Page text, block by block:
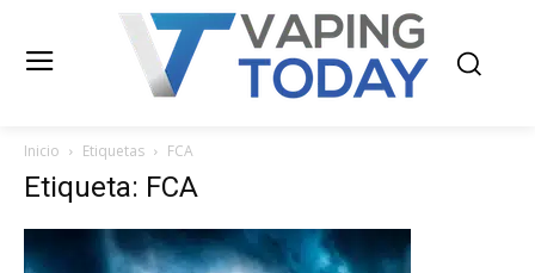
Inicio Etiquetas FCA
Etiqueta: FCA